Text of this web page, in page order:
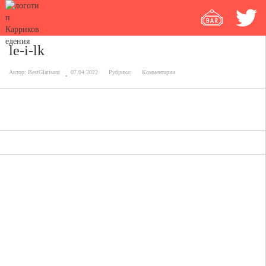
le-i-lk
Автор: BestGlatisant 07.04.2022 Рубрика: Комментарии